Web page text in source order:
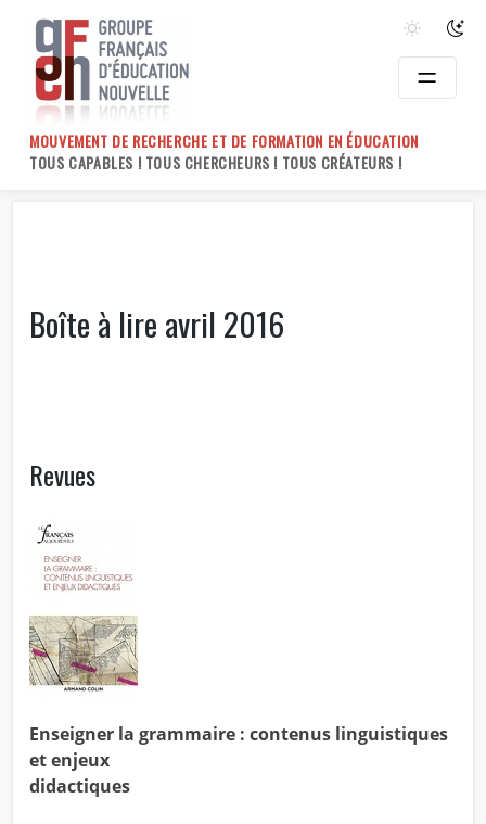
content
MOUVEMENT DE RECHERCHE ET DE FORMATION EN ÉDUCATION
TOUS CAPABLES ! TOUS CHERCHEURS ! TOUS CRÉATEURS !
Boîte à lire avril 2016
Revues
Enseigner la grammaire : contenus linguistiques
et enjeux
didactiques